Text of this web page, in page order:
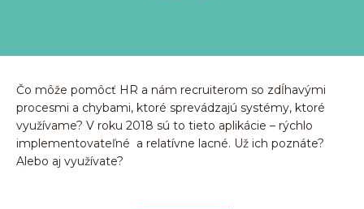
Kontakt
Čo môže pomôcť HR a nám recruiterom so zdĺhavými
procesmi a chybami, ktoré sprevádzajú systémy, ktoré
využívame? V roku 2018 sú to tieto aplikácie – rýchlo
implementovateľné a relatívne lacné. Už ich poznáte?
Alebo aj využívate?